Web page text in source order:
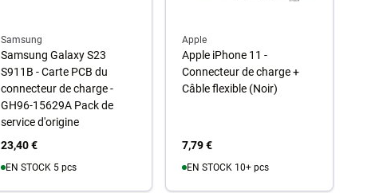
Samsung
Samsung Galaxy S23
S911B - Carte PCB du
connecteur de charge -
GH96-15629A Pack de
service d'origine
23,40 €
EN STOCK 5 pcs
Apple
Apple iPhone 11 -
Connecteur de charge +
Câble flexible (Noir)
7,79 €
EN STOCK 10+ pcs